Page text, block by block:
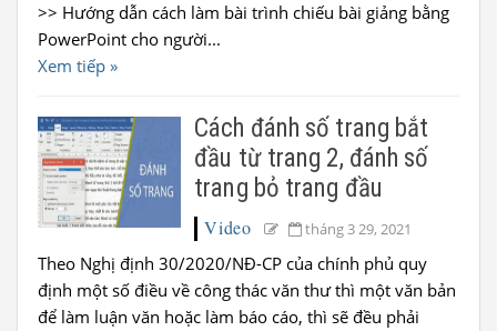
>> Hướng dẫn cách làm bài trình chiếu bài giảng bằng
PowerPoint cho người...
Xem tiếp »
Cách đánh số trang bắt
đầu từ trang 2, đánh số
trang bỏ trang đầu
Video tháng 3 29, 2021
Theo Nghị định 30/2020/NĐ-CP của chính phủ quy
định một số điều về công thác văn thư thì một văn bản
để làm luận văn hoặc làm báo cáo, thì sẽ đều phải